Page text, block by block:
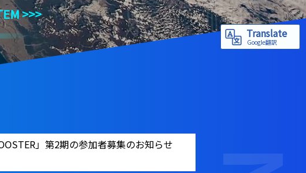
>>>
Translate
Google翻訳
」第2期の参加者募集のお知らせ